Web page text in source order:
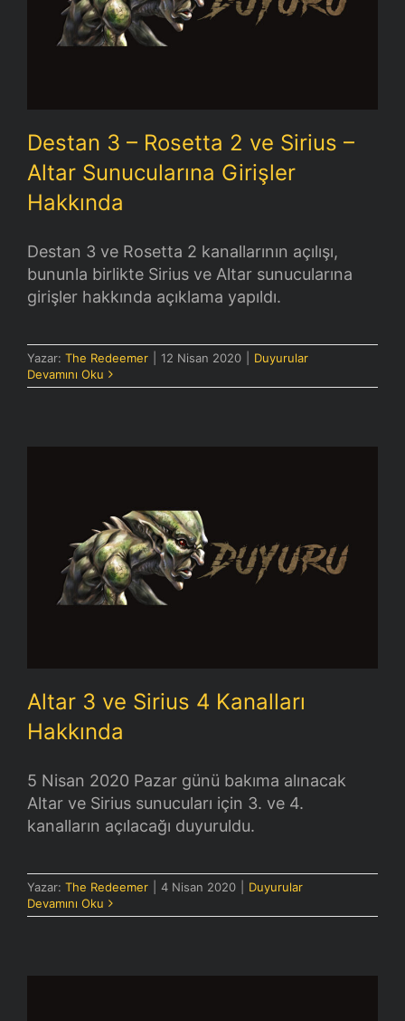
Destan 3 – Rosetta 2 ve Sirius – Altar
Sunucularına Girişler Hakkında
Destan 3 – Rosetta 2 ve Sirius –
Altar Sunucularına Girişler
Hakkında
Destan 3 ve Rosetta 2 kanallarının açılışı,
bununla birlikte Sirius ve Altar sunucularına
girişler hakkında açıklama yapıldı.
Yazar: The Redeemer 12 Nisan 2020
Duyurular
Devamını Oku
Altar 3 ve Sirius 4 Kanalları Hakkında
Altar 3 ve Sirius 4 Kanalları
Hakkında
5 Nisan 2020 Pazar günü bakıma alınacak
Altar ve Sirius sunucuları için 3. ve 4.
kanalların açılacağı duyuruldu.
Yazar: The Redeemer 4 Nisan 2020
Duyurular
Devamını Oku